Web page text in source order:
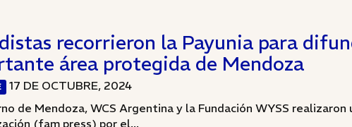
recorrieron la Payunia para
área protegida de Mendoza
17 DE OCTUBRE, 2024
de Mendoza, WCS Argentina y la Fundación WYSS
(fam press) por el...